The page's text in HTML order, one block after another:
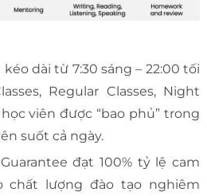
kéo dài từ 7:30 sáng – 22:00 tối
Regular Classes, Night
viên được “bao phủ” trong
suốt cả ngày.
đạt 100% tỷ lệ cam
chất lượng đào tạo nghiêm